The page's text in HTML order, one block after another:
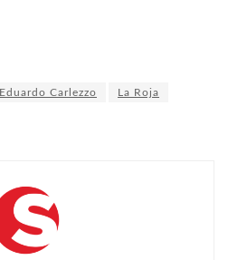
Eduardo Carlezzo La Roja